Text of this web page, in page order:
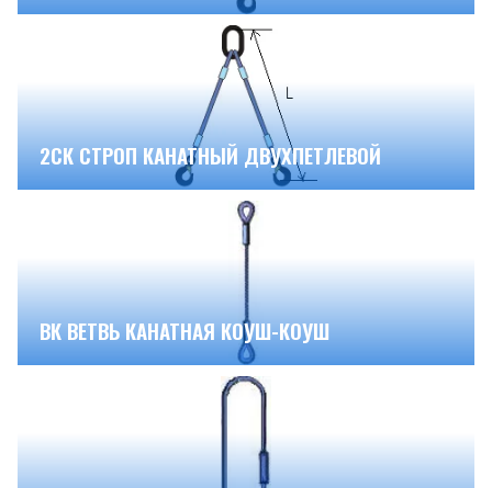
2СК СТРОП КАНАТНЫЙ ДВУХПЕТЛЕВОЙ
ВК ВЕТВЬ КАНАТНАЯ КОУШ-КОУШ